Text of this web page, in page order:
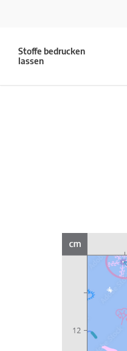
Stoffe bedrucken
lassen